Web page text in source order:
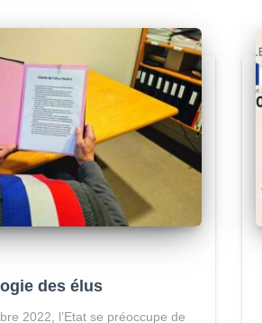
des élus
2022, l’Etat se préoccupe de